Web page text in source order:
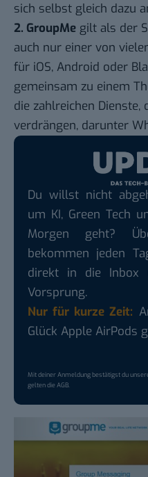
sich selbst gleich dazu
2. GroupMe gilt als der
auch nur einer von
für iOS, Android oder
gemeinsam zu einem
die zahlreichen Dienste,
verdrängen, darunter
Du willst nicht
um KI, Green Tech
Morgen geht?
bekommen jeden
direkt in die Inbox
Vorsprung.
Nur für kurze Zeit:
Glück Apple AirPods
Mit deiner Anmeldung bestätigst du
gelten dieAGB.